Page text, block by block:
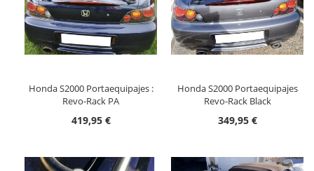
Honda S2000 Portaequipajes :
Revo-Rack PA
419,95 €
Honda S2000 Portaequipajes
Revo-Rack Black
349,95 €